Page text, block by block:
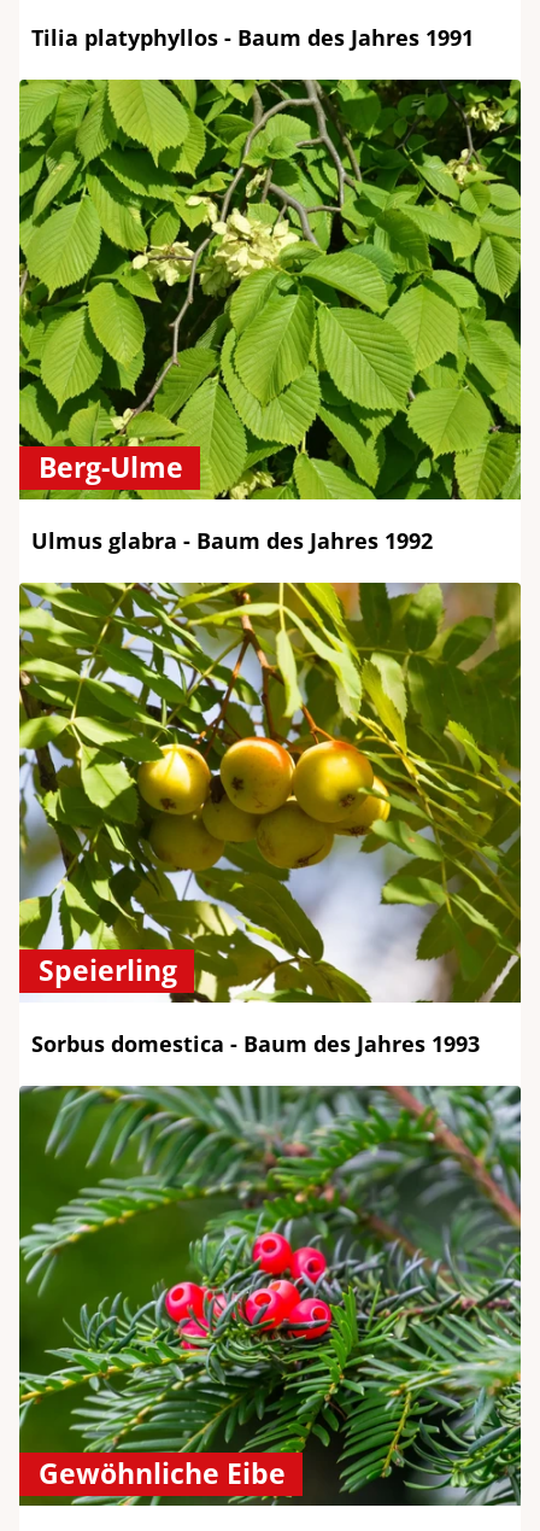
Tilia platyphyllos - Baum des Jahres 1991
Berg-Ulme
Ulmus glabra - Baum des Jahres 1992
Speierling
Sorbus domestica - Baum des Jahres 1993
Gewöhnliche Eibe